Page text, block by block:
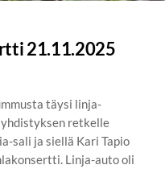
21.11.2025
täysi linja-
retkelle
sali ja siellä Kari Tapio
Linja-auto oli